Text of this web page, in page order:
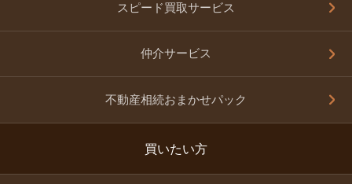
スピード買取サービス
仲介サービス
不動産相続おまかせパック
買いたい方